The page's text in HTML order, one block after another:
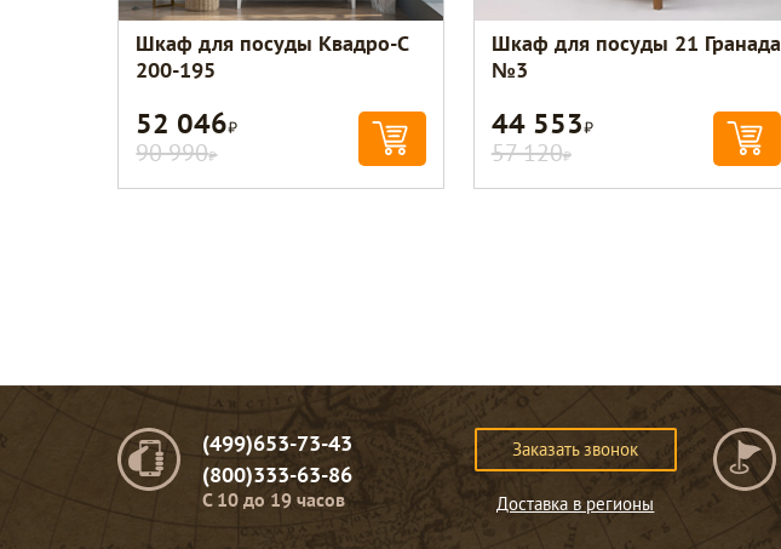
Шкаф для посуды Квадро-С
200-195
52 046Р
90 990Р
Шкаф для посуды 21 Гранада
№3
44 553Р
57 120Р
(499)653-73-43
(800)333-63-86
C 10 до 19 часов
Заказать звонок
Доставка в регионы